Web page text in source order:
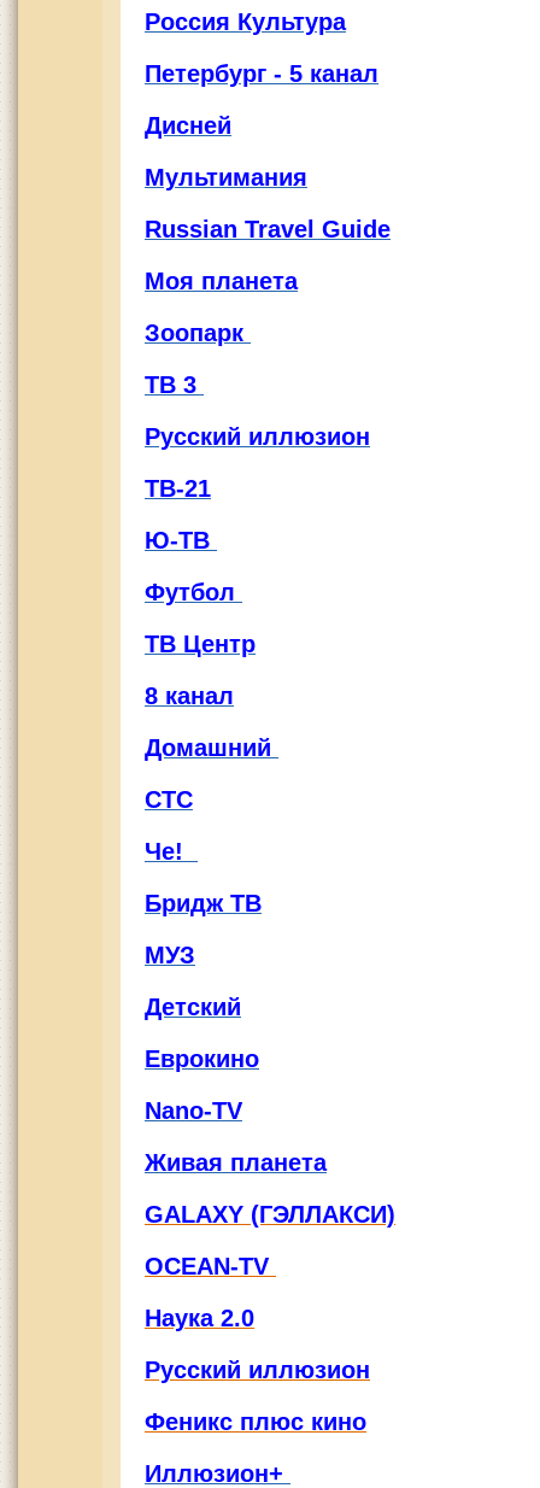
Россия Культура
Петербург - 5 канал
Дисней
Мультимания
Russian Travel Guide
Моя планета
Зоопарк
ТВ 3
Русский иллюзион
ТВ-21
Ю-ТВ
Футбол
ТВ Центр
8 канал
Домашний
СТС
Че!
Бридж ТВ
МУЗ
Детский
Еврокино
Nano-TV
Живая планета
GALAXY (ГЭЛЛАКСИ)
OCEAN-TV
Наука 2.0
Русский иллюзион
Феникс плюс кино
Иллюзион+